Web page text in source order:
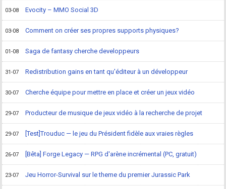
03-08 Evocity – MMO Social 3D
03-08 Comment on créer ses propres supports physiques?
01-08 Saga de fantasy cherche developpeurs
31-07 Redistribution gains en tant qu'éditeur à un développeur
30-07 Cherche équipe pour mettre en place et créer un jeux vidéo
29-07 Producteur de musique de jeux vidéo à la recherche de projet
29-07 [Test]Trouduc — le jeu du Président fidèle aux vraies règles
26-07 [Bêta] Forge Legacy — RPG d'arène incrémental (PC, gratuit)
23-07 Jeu Horror-Survival sur le theme du premier Jurassic Park